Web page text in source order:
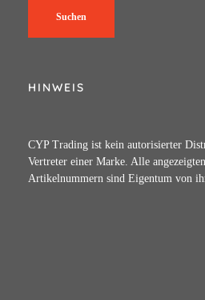
Suchen
HINWEIS
CYP Trading ist kein autorisierter
Vertreter einer Marke. Alle
Artikelnummern sind Eigentum von